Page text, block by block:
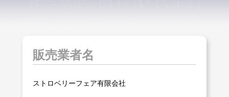
販売業者名
ストロベリーフェア有限会社